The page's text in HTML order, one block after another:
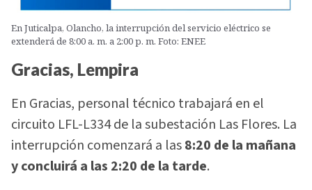
En Juticalpa, Olancho, la interrupción del servicio eléctrico se
extenderá de 8:00 a. m. a 2:00 p. m. Foto: ENEE
Gracias, Lempira
En Gracias, personal técnico trabajará en el
circuito LFL-L334 de la subestación Las Flores. La
interrupción comenzará a las8:20 de la mañana
y concluirá a las 2:20 de la tarde.